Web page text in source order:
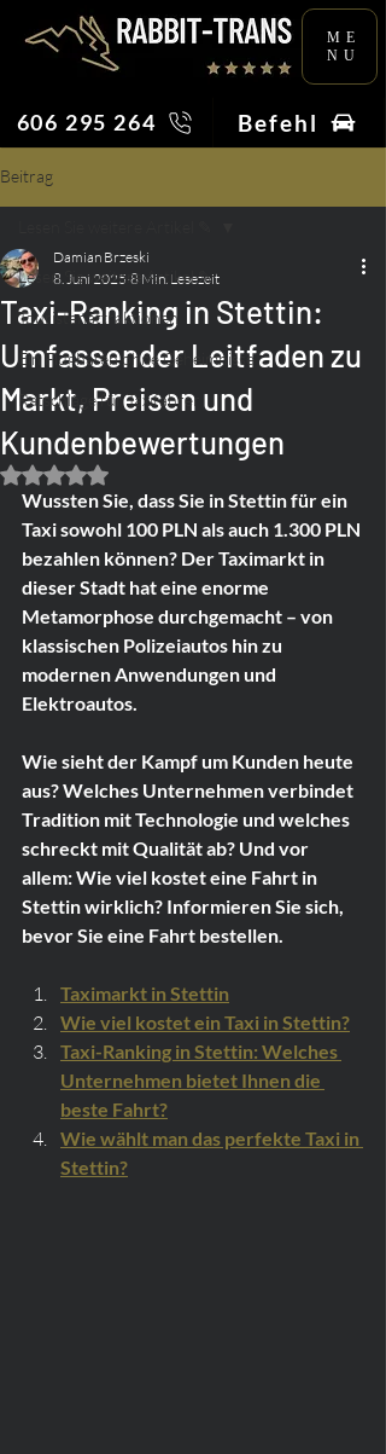
ME
NU
606 295 264 Befehl
Beitrag
Lesen Sie weitere Artikel ✎
Touristenattraktionen
Ein Flughafen ohne Geheimnisse
Ratschläge für Taxifahrer
Taxi-Ranking in Stettin:
Umfassender Leitfaden zu
Markt, Preisen und
Kundenbewertungen
Damian Brzeski
8. Juni 2025 8 Min. Lesezeit
Mit NaN von 5 Sternen bewertet.
Wussten Sie, dass Sie in Stettin für ein
Taxi sowohl 100 PLN als auch 1.300 PLN
bezahlen können? Der Taximarkt in
dieser Stadt hat eine enorme
Metamorphose durchgemacht – von
klassischen Polizeiautos hin zu
modernen Anwendungen und
Elektroautos.
Wie sieht der Kampf um Kunden heute
aus? Welches Unternehmen verbindet
Tradition mit Technologie und welches
schreckt mit Qualität ab? Und vor
allem: Wie viel kostet eine Fahrt in
Stettin wirklich? Informieren Sie sich,
bevor Sie eine Fahrt bestellen.
Taximarkt in Stettin
Wie viel kostet ein Taxi in Stettin?
Taxi-Ranking in Stettin: Welches
Unternehmen bietet Ihnen die
beste Fahrt?
Wie wählt man das perfekte Taxi in
Stettin?